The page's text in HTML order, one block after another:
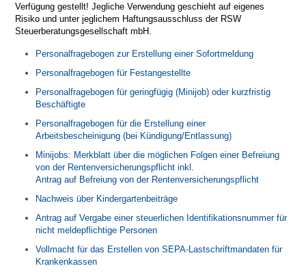
Verfügung gestellt! Jegliche Verwendung geschieht auf eigenes
Risiko und unter jeglichem Haftungsausschluss der RSW
Steuerberatungsgesellschaft mbH.
Personalfragebogen zur Erstellung einer Sofortmeldung
Personalfragebogen für Festangestellte
Personalfragebogen für geringfügig (Minijob) oder kurzfristig
Beschäftigte
Personalfragebogen für die Erstellung einer
Arbeitsbescheinigung (bei Kündigung/Entlassung)
Minijobs: Merkblatt über die möglichen Folgen einer Befreiung
von der Rentenversicherungspflicht inkl.
Antrag auf Befreiung von der Rentenversicherungspflicht
Nachweis über Kindergartenbeiträge
Antrag auf Vergabe einer steuerlichen Identifikationsnummer für
nicht meldepflichtige Personen
Vollmacht für das Erstellen von SEPA-Lastschriftmandaten für
Krankenkassen